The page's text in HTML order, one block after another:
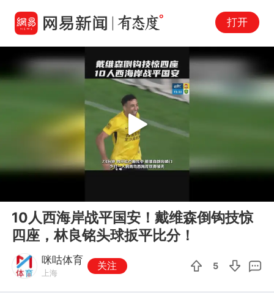
打开
Play
10人西海岸战平国安！戴维森倒钩技惊
四座，林良铭头球扳平比分！
咪咕体育
上海
关注 5